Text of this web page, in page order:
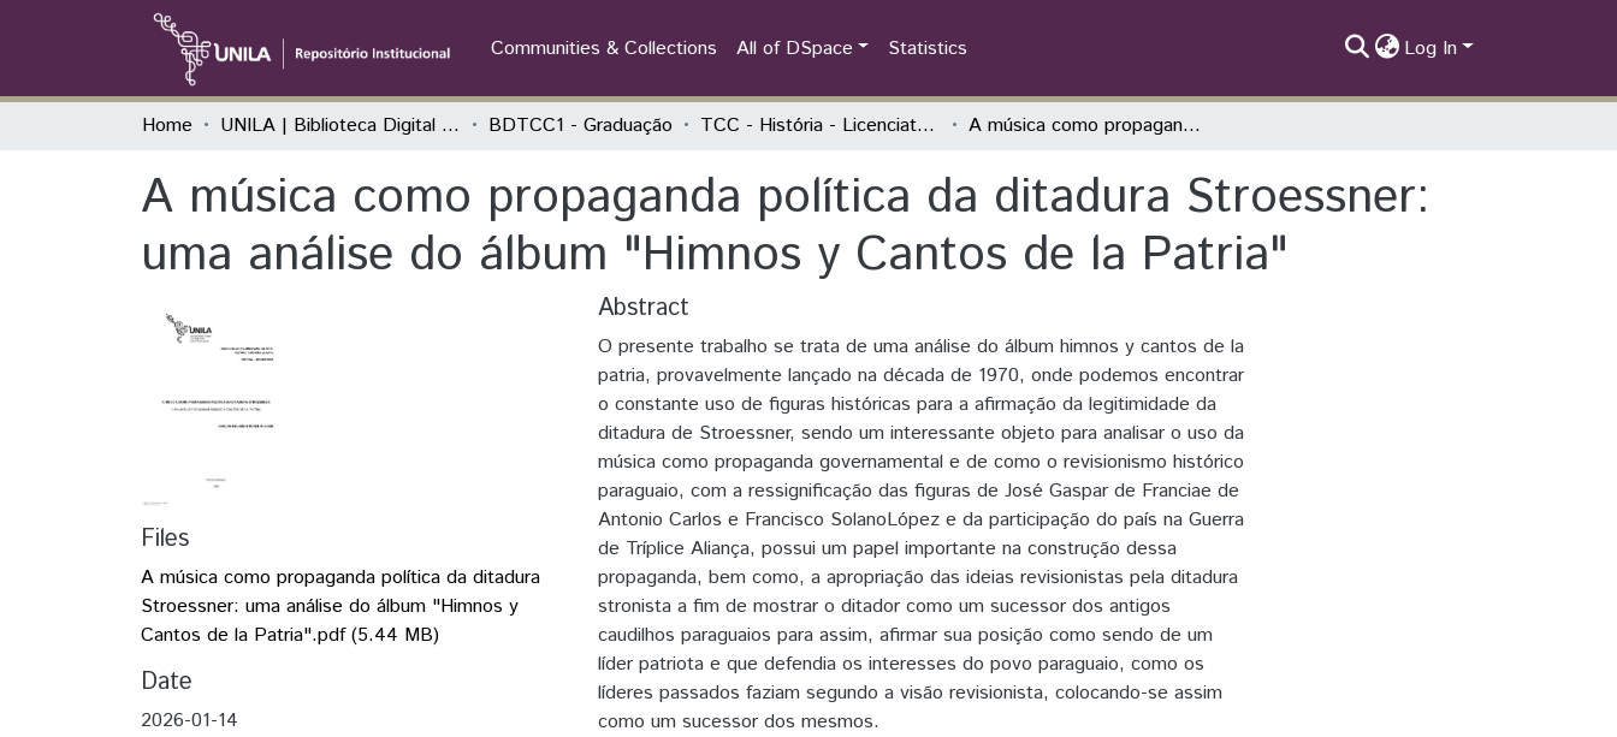
Communities & Collections All of DSpace Statistics Log In
Home UNILA | Biblioteca Digital de Trabalhos de Conclusão de Curso BDTCC1 - Graduação TCC - História - Licenciatura A música como propaganda política da ditadura Stroessner: uma análise do álbum "Himnos y Cantos de la Patria"
A música como propaganda política da ditadura Stroessner:
uma análise do álbum "Himnos y Cantos de la Patria"
Files
A música como propaganda política da ditadura
Stroessner: uma análise do álbum "Himnos y
Cantos de la Patria".pdf(5.44 MB)
Date
2026-01-14
Abstract
O presente trabalho se trata de uma análise do álbum himnos y cantos de la
patria, provavelmente lançado na década de 1970, onde podemos encontrar
o constante uso de figuras históricas para a afirmação da legitimidade da
ditadura de Stroessner, sendo um interessante objeto para analisar o uso da
música como propaganda governamental e de como o revisionismo histórico
paraguaio, com a ressignificação das figuras de José Gaspar de Franciae de
Antonio Carlos e Francisco SolanoLópez e da participação do país na Guerra
de Tríplice Aliança, possui um papel importante na construção dessa
propaganda, bem como, a apropriação das ideias revisionistas pela ditadura
stronista a fim de mostrar o ditador como um sucessor dos antigos
caudilhos paraguaios para assim, afirmar sua posição como sendo de um
líder patriota e que defendia os interesses do povo paraguaio, como os
líderes passados faziam segundo a visão revisionista, colocando-se assim
como um sucessor dos mesmos.